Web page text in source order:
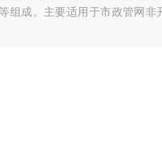
组成。主要适用于市政管网非